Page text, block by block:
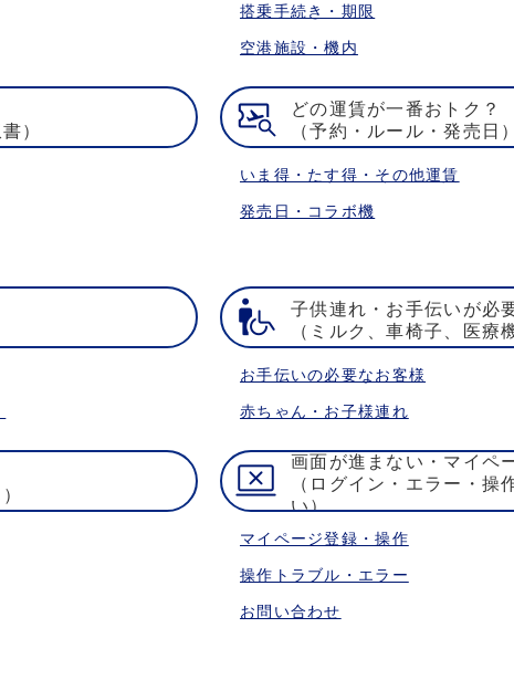
搭乗手続き・期限
空港施設・機内
）
どの運賃が一番おトク？
（予約・ルール・発売日）
いま得・たす得・その他運賃
発売日・コラボ機
子供連れ・お手伝いが必
（ミルク、車椅子、医療
お手伝いの必要なお客様
赤ちゃん・お子様連れ
画面が進まない・マイペ
（ログイン・エラー・操
い）
マイページ登録・操作
操作トラブル・エラー
お問い合わせ